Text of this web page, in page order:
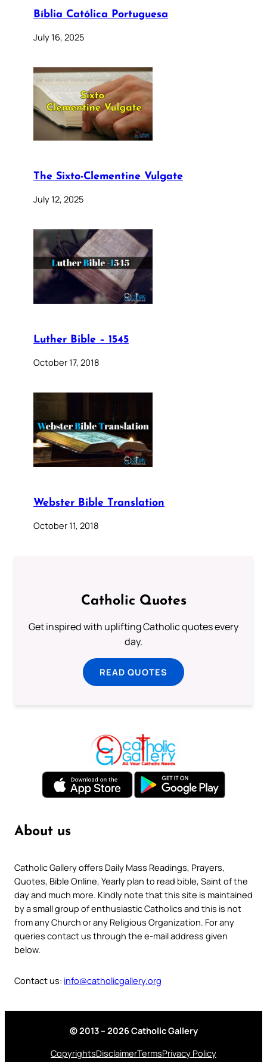
Bíblia Católica Portuguesa
July 16, 2025
The Sixto-Clementine Vulgate
July 12, 2025
Luther Bible – 1545
October 17, 2018
Webster Bible Translation
October 11, 2018
Catholic Quotes
Get inspired with uplifting Catholic quotes every
day.
READ QUOTES
About us
Catholic Gallery offers Daily Mass Readings, Prayers,
Quotes, Bible Online, Yearly plan to read bible, Saint of the
day and much more. Kindly note that this site is maintained
by a small group of enthusiastic Catholics and this is not
from any Church or any Religious Organization. For any
queries contact us through the e-mail address given
below.
Contact us: info@catholicgallery.org
© 2013 – 2026 Catholic Gallery
CopyrightsDisclaimerTermsPrivacy Policy